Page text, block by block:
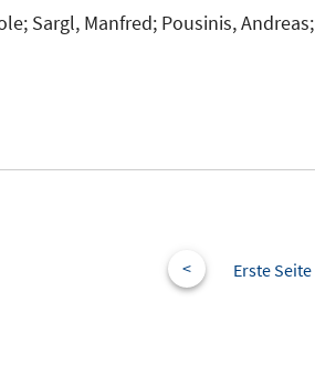
Sargl, Manfred; Pousinis, Andreas;
< Erste Seite